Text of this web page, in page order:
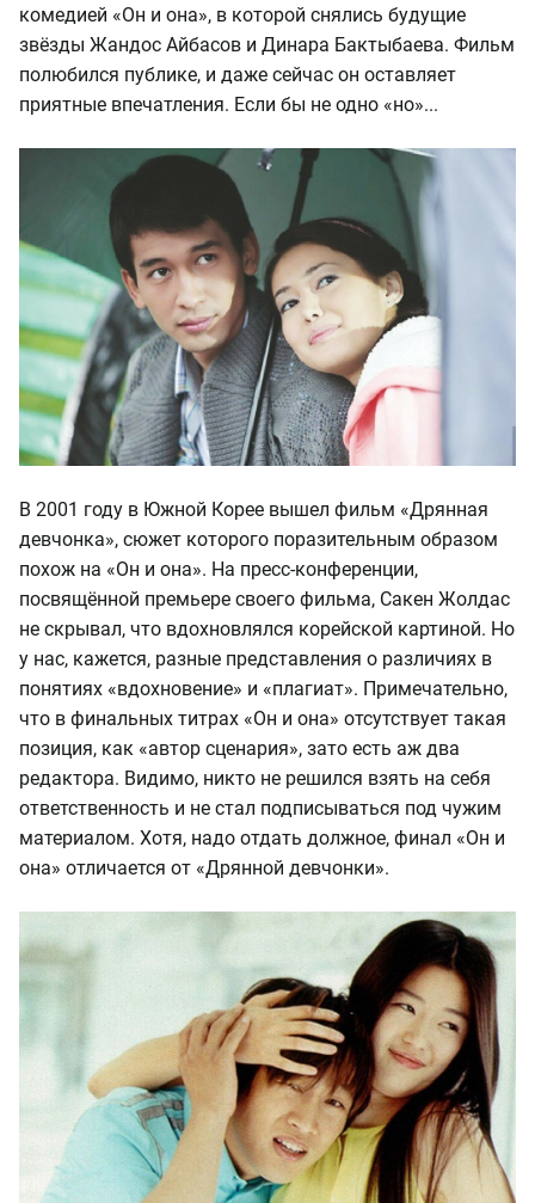
комедией «Он и она», в которой снялись будущие
звёзды Жандос Айбасов и Динара Бактыбаева. Фильм
полюбился публике, и даже сейчас он оставляет
приятные впечатления. Если бы не одно «но»...
В 2001 году в Южной Корее вышел фильм «Дрянная
девчонка», сюжет которого поразительным образом
похож на «Он и она». На пресс-конференции,
посвящённой премьере своего фильма, Сакен Жолдас
не скрывал, что вдохновлялся корейской картиной. Но
у нас, кажется, разные представления о различиях в
понятиях «вдохновение» и «плагиат». Примечательно,
что в финальных титрах «Он и она» отсутствует такая
позиция, как «автор сценария», зато есть аж два
редактора. Видимо, никто не решился взять на себя
ответственность и не стал подписываться под чужим
материалом. Хотя, надо отдать должное, финал «Он и
она» отличается от «Дрянной девчонки».